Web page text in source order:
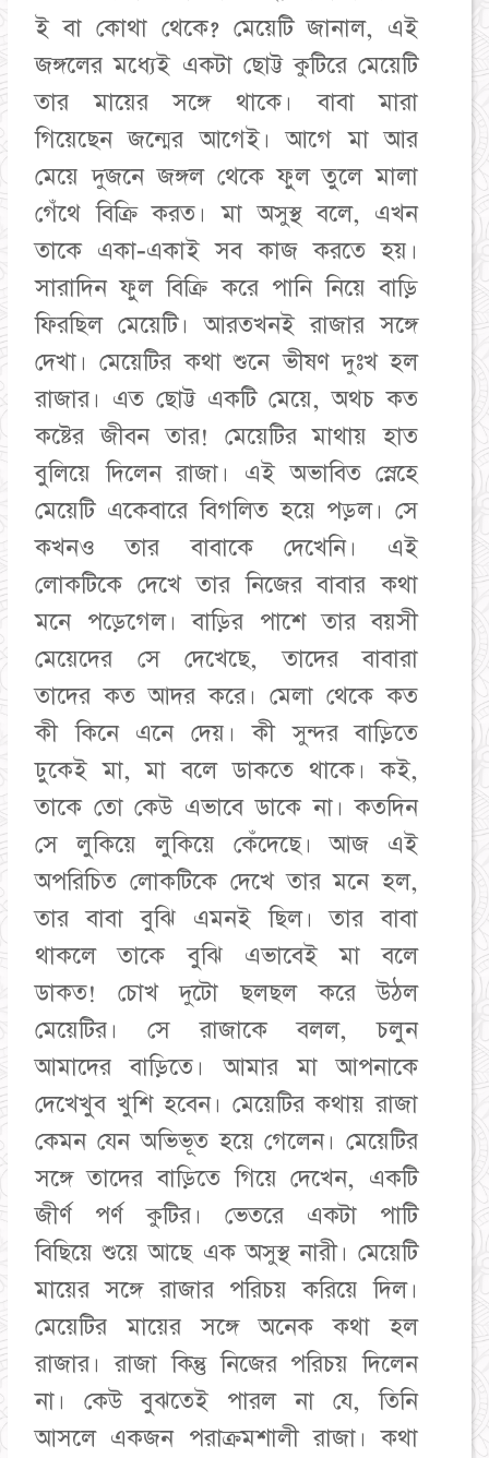
ই বা কোথা থেকে? মেয়েটি জানাল, এই
জঙ্গলের মধ্যেই একটা ছোট্ট কুটিরে মেয়েটি
তার মায়ের সঙ্গে থাকে। বাবা মারা
গিয়েছেন জন্মের আগেই। আগে মা আর
মেয়ে দুজনে জঙ্গল থেকে ফুল তুলে মালা
গেঁথে বিক্রি করত। মা অসুস্থ বলে, এখন
তাকে একা-একাই সব কাজ করতে হয়।
সারাদিন ফুল বিক্রি করে পানি নিয়ে বাড়ি
ফিরছিল মেয়েটি। আরতখনই রাজার সঙ্গে
দেখা। মেয়েটির কথা শুনে ভীষণ দুঃখ হল
রাজার। এত ছোট্ট একটি মেয়ে, অথচ কত
কষ্টের জীবন তার! মেয়েটির মাথায় হাত
বুলিয়ে দিলেন রাজা। এই অভাবিত স্নেহে
মেয়েটি একেবারে বিগলিত হয়ে পড়ল। সে
কখনও তার বাবাকে দেখেনি। এই
লোকটিকে দেখে তার নিজের বাবার কথা
মনে পড়েগেল। বাড়ির পাশে তার বয়সী
মেয়েদের সে দেখেছে, তাদের বাবারা
তাদের কত আদর করে। মেলা থেকে কত
কী কিনে এনে দেয়। কী সুন্দর বাড়িতে
ঢুকেই মা, মা বলে ডাকতে থাকে। কই,
তাকে তো কেউ এভাবে ডাকে না। কতদিন
সে লুকিয়ে লুকিয়ে কেঁদেছে। আজ এই
অপরিচিত লোকটিকে দেখে তার মনে হল,
তার বাবা বুঝি এমনই ছিল। তার বাবা
থাকলে তাকে বুঝি এভাবেই মা বলে
ডাকত! চোখ দুটো ছলছল করে উঠল
মেয়েটির। সে রাজাকে বলল, চলুন
আমাদের বাড়িতে। আমার মা আপনাকে
দেখেখুব খুশি হবেন। মেয়েটির কথায় রাজা
কেমন যেন অভিভূত হয়ে গেলেন। মেয়েটির
সঙ্গে তাদের বাড়িতে গিয়ে দেখেন, একটি
জীর্ণ পর্ণ কুটির। ভেতরে একটা পাটি
বিছিয়ে শুয়ে আছে এক অসুস্থ নারী। মেয়েটি
মায়ের সঙ্গে রাজার পরিচয় করিয়ে দিল।
মেয়েটির মায়ের সঙ্গে অনেক কথা হল
রাজার। রাজা কিন্তু নিজের পরিচয় দিলেন
না। কেউ বুঝতেই পারল না যে, তিনি
আসলে একজন পরাক্রমশালী রাজা। কথা